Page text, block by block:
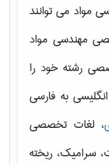
مواد می توانند
مهندسی مواد
رشته خود را
به فارسی
، لغات تخصصی
سرامیک، ریخته